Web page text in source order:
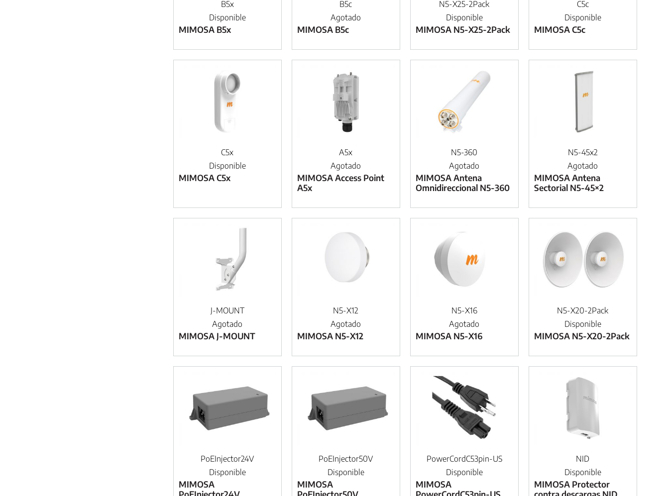
B5x
Disponible
MIMOSA B5x
B5c
Agotado
MIMOSA B5c
N5-X25-2Pack
Disponible
MIMOSA N5-X25-2Pack
C5c
Disponible
MIMOSA C5c
C5x
Disponible
MIMOSA C5x
A5x
Agotado
MIMOSA Access Point
A5x
N5-360
Agotado
MIMOSA Antena
Omnidireccional N5-360
N5-45x2
Agotado
MIMOSA Antena
Sectorial N5-45×2
J-MOUNT
Agotado
MIMOSA J-MOUNT
N5-X12
Agotado
MIMOSA N5-X12
N5-X16
Agotado
MIMOSA N5-X16
N5-X20-2Pack
Disponible
MIMOSA N5-X20-2Pack
PoEInjector24V
Disponible
MIMOSA
PoEInjector50V
Disponible
MIMOSA
PowerCordC53pin-US
Disponible
MIMOSA
NID
Disponible
MIMOSA Protector